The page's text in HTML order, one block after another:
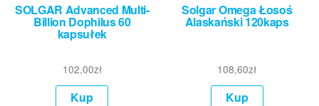
SOLGAR Advanced Multi-
Billion Dophilus 60
kapsułek
102,00zł
Kup
Solgar Omega Łosoś
Alaskański 120kaps
108,60zł
Kup